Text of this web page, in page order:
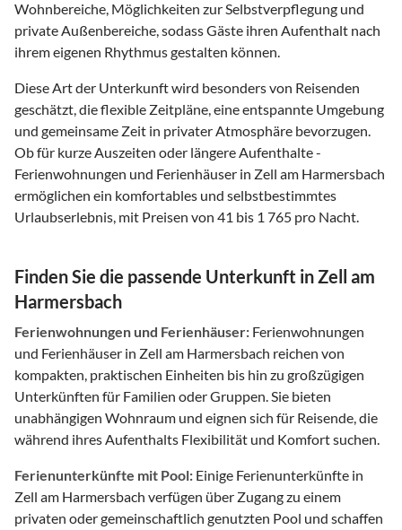
Wohnbereiche, Möglichkeiten zur Selbstverpflegung und
private Außenbereiche, sodass Gäste ihren Aufenthalt nach
ihrem eigenen Rhythmus gestalten können.
Diese Art der Unterkunft wird besonders von Reisenden
geschätzt, die flexible Zeitpläne, eine entspannte Umgebung
und gemeinsame Zeit in privater Atmosphäre bevorzugen.
Ob für kurze Auszeiten oder längere Aufenthalte -
Ferienwohnungen und Ferienhäuser in Zell am Harmersbach
ermöglichen ein komfortables und selbstbestimmtes
Urlaubserlebnis, mit Preisen von 41 bis 1 765 pro Nacht.
Finden Sie die passende Unterkunft in Zell am
Harmersbach
Ferienwohnungen und Ferienhäuser: Ferienwohnungen
und Ferienhäuser in Zell am Harmersbach reichen von
kompakten, praktischen Einheiten bis hin zu großzügigen
Unterkünften für Familien oder Gruppen. Sie bieten
unabhängigen Wohnraum und eignen sich für Reisende, die
während ihres Aufenthalts Flexibilität und Komfort suchen.
Ferienunterkünfte mit Pool: Einige Ferienunterkünfte in
Zell am Harmersbach verfügen über Zugang zu einem
privaten oder gemeinschaftlich genutzten Pool und schaffen